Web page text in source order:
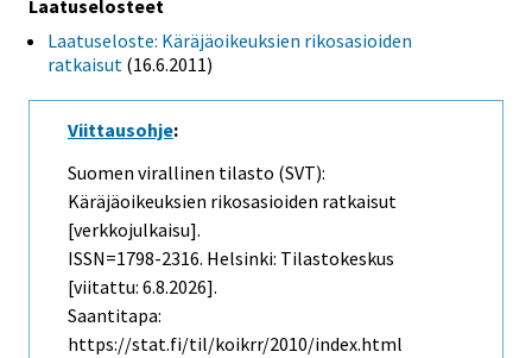
Laatuselosteet
Laatuseloste: Käräjäoikeuksien rikosasioiden
ratkaisut (16.6.2011)
Viittausohje:
Suomen virallinen tilasto (SVT):
Käräjäoikeuksien rikosasioiden ratkaisut
[verkkojulkaisu].
ISSN=1798-2316. Helsinki: Tilastokeskus
[viitattu: 6.8.2026].
Saantitapa:
https://stat.fi/til/koikrr/2010/index.html